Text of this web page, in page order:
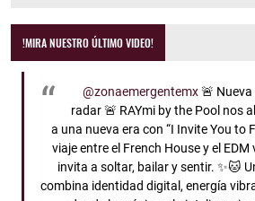
!MIRA NUESTRO ÚLTIMO VIDEO!
@zonaemergentemx🚨 Nueva
radar 🚨 RAYmi by the Pool nos
a una nueva era con “I Invite You to
viaje entre el French House y el EDM
invita a soltar, bailar y sentir. ✨🐱
combina identidad digital, energía